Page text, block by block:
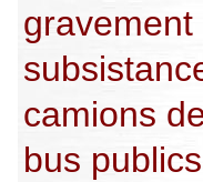
camions
bus